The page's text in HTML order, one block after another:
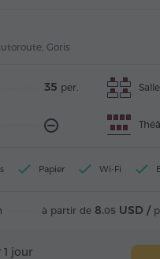
Goris
35 per.
Papier Wi-Fi
à partir de 8.05 USD /
1 jour